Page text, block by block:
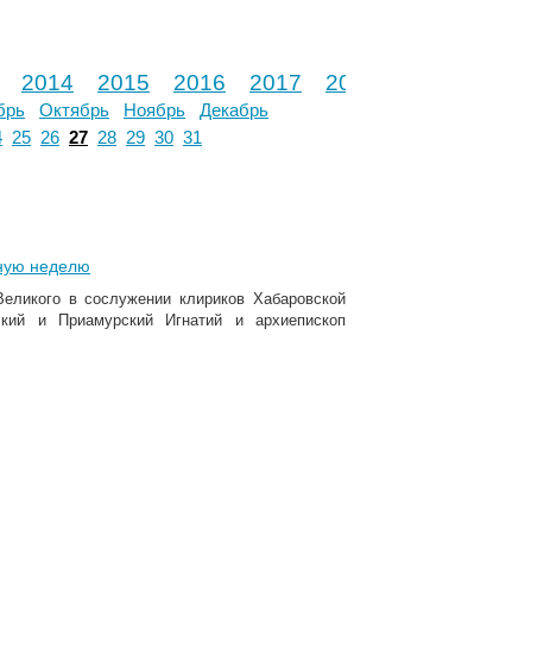
2014 2015 2016 2017 2018
Октябрь Ноябрь
Декабрь
25 26 27 28 29 30 31
неделю
в сослужении клириков Хабаровской
и Приамурский Игнатий и архиепископ